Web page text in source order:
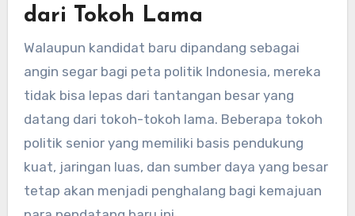
dari Tokoh Lama
Walaupun kandidat baru dipandang sebagai
angin segar bagi peta politik Indonesia, mereka
tidak bisa lepas dari tantangan besar yang
datang dari tokoh-tokoh lama. Beberapa tokoh
politik senior yang memiliki basis pendukung
kuat, jaringan luas, dan sumber daya yang besar
tetap akan menjadi penghalang bagi kemajuan